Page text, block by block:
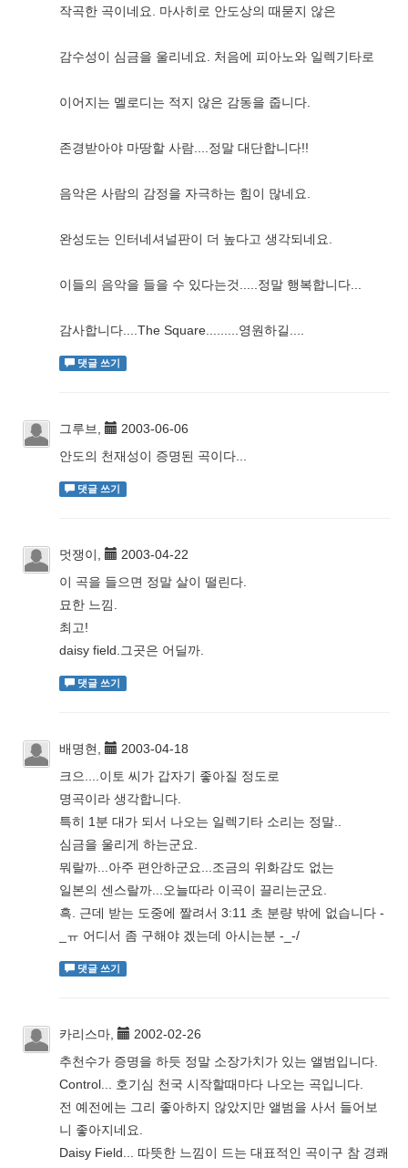
작곡한 곡이네요. 마사히로 안도상의 때묻지 않은
감수성이 심금을 울리네요. 처음에 피아노와 일렉기타로
이어지는 멜로디는 적지 않은 감동을 줍니다.
존경받아야 마땅할 사람....정말 대단합니다!!
음악은 사람의 감정을 자극하는 힘이 많네요.
완성도는 인터네셔널판이 더 높다고 생각되네요.
이들의 음악을 들을 수 있다는것.....정말 행복합니다...
감사합니다....The Square.........영원하길....
댓글 쓰기
그루브,
2003-06-06
안도의 천재성이 증명된 곡이다...
댓글 쓰기
멋쟁이,
2003-04-22
이 곡을 들으면 정말 살이 떨린다.
묘한 느낌.
최고!
daisy field.그곳은 어딜까.
댓글 쓰기
배명현,
2003-04-18
크으....이토 씨가 갑자기 좋아질 정도로
명곡이라 생각합니다.
특히 1분 대가 되서 나오는 일렉기타 소리는 정말..
심금을 울리게 하는군요.
뭐랄까...아주 편안하군요...조금의 위화감도 없는
일본의 센스랄까...오늘따라 이곡이 끌리는군요.
흑. 근데 받는 도중에 짤려서 3:11 초 분량 밖에 없습니다 -
_ㅠ 어디서 좀 구해야 겠는데 아시는분 -_-/
댓글 쓰기
카리스마,
2002-02-26
추천수가 증명을 하듯 정말 소장가치가 있는 앨범입니다.
Control... 호기심 천국 시작할때마다 나오는 곡입니다.
전 예전에는 그리 좋아하지 않았지만 앨범을 사서 들어보
니 좋아지네요.
Daisy Field... 따뜻한 느낌이 드는 대표적인 곡이구 참 경쾌